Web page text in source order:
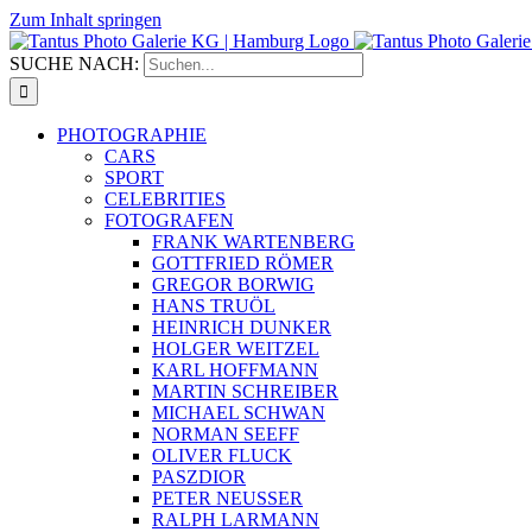
Zum Inhalt springen
SUCHE NACH:
PHOTOGRAPHIE
CARS
SPORT
CELEBRITIES
FOTOGRAFEN
FRANK WARTENBERG
GOTTFRIED RÖMER
GREGOR BORWIG
HANS TRUÖL
HEINRICH DUNKER
HOLGER WEITZEL
KARL HOFFMANN
MARTIN SCHREIBER
MICHAEL SCHWAN
NORMAN SEEFF
OLIVER FLUCK
PASZDIOR
PETER NEUSSER
RALPH LARMANN